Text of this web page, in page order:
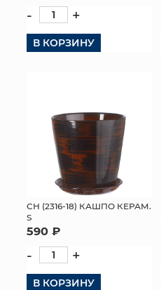
- +
В КОРЗИНУ
СН (2316-18) КАШПО КЕРАМ.
S
590 ₽
- +
В КОРЗИНУ